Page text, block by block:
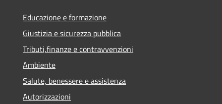
Educazione e formazione
Giustizia e sicurezza pubblica
Tributi,finanze e contravvenzioni
Ambiente
Salute, benessere e assistenza
Autorizzazioni